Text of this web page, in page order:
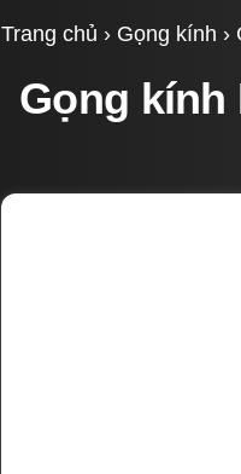
Trang chủ › Gọng kính ›
Gọng kính